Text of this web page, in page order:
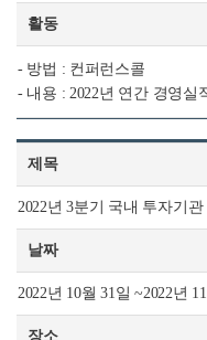
활동
- 방법 : 컨퍼런스콜
- 내용 : 2022년 연간 경영실
제목
2022년 3분기 국내 투자기관
날짜
2022년 10월 31일 ~2022년
장소